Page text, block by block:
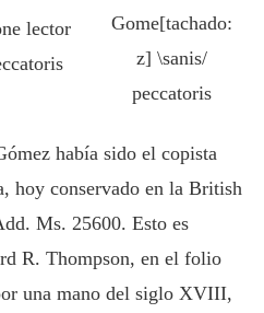
lector
Gome[tachado:
z] \sanis/
peccatoris
había sido el copista
hoy conservado en la British
Ms. 25600. Esto es
R. Thompson, en el folio
una mano del siglo XVIII,